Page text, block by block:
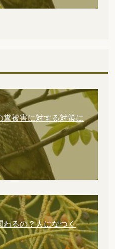
被害に対する対策に
わるの？人になつく